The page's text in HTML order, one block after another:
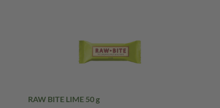
RAW BITE LIME 50 g